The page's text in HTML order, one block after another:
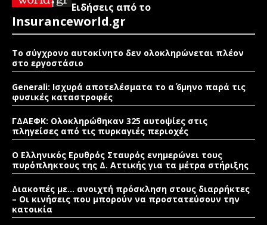
Ειδήσεις από το
Insuranceworld.gr
Το σύγχρονο αυτοκίνητο δεν ολοκληρώνεται πλέον
στο εργοστάσιο
Generali: Ισχυρά αποτελέσματα το α΄ 6μηνο παρά τις
φυσικές καταστροφές
ΓΔΑΕΦΚ: Ολοκληρώθηκαν 325 αυτοψίες στις
πληγείσες από τις πυρκαγιές περιοχές
Ο Ελληνικός Ερυθρός Σταυρός ενημερώνει τους
πυρόπληκτους της Δ. Αττικής για τα μέτρα στήριξης
Διακοπές με… ανοιχτή πρόσκληση στους διαρρήκτες
– Οι κινήσεις που μπορούν να προστατεύσουν την
κατοικία